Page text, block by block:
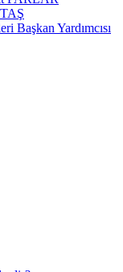
Başkan Yardımcısı